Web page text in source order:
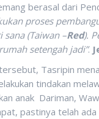
berasal dari
proses
(Taiwan –Red).
setengah jadi”.
Tasripin
tindakan
anak Dariman,
pastinya telah